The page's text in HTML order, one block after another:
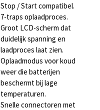
Stop / Start compatibel.
7-traps oplaadproces.
Groot LCD-scherm dat
duidelijk spanning en
laadproces laat zien.
Oplaadmodus voor koud
weer die batterijen
beschermt bij lage
temperaturen.
Snelle connectoren met